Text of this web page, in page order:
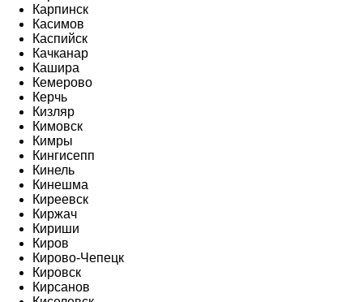
Карпинск
Касимов
Каспийск
Качканар
Кашира
Кемерово
Керчь
Кизляр
Кимовск
Кимры
Кингисепп
Кинель
Кинешма
Киреевск
Киржач
Кириши
Киров
Кирово-Чепецк
Кировск
Кирсанов